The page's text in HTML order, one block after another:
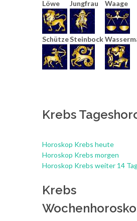
Löwe Jungfrau Waage
SchützeSteinbock
Krebs
Horoskop Krebs heute
Horoskop Krebs morgen
Horoskop Krebs weiter 14
Krebs